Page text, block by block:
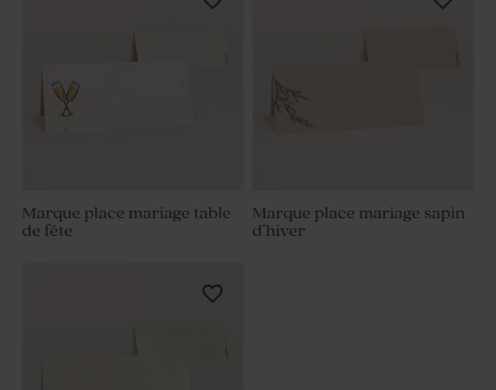
Marque place mariage table
de fête
Marque place mariage sapin
d’hiver